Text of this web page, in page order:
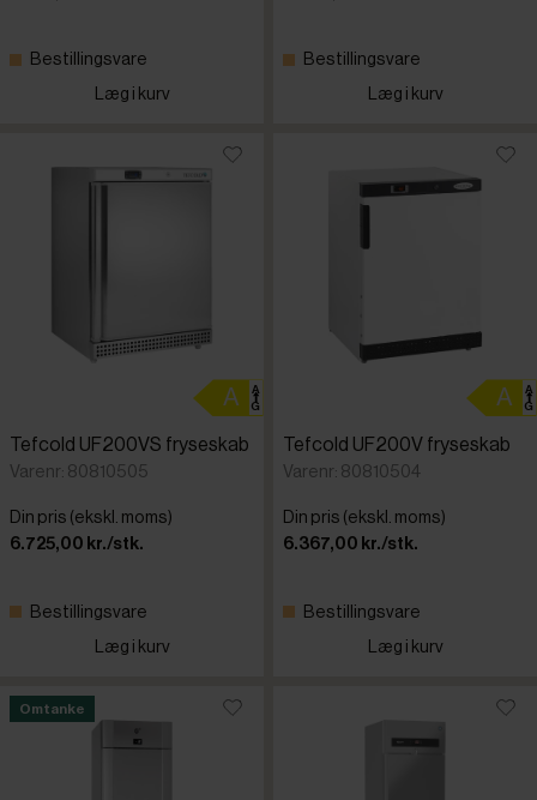
Bestillingsvare
Læg i kurv
Bestillingsvare
Læg i kurv
Tefcold UF200VS fryseskab
Varenr: 80810505
Din pris (ekskl. moms)
6.725,00 kr./stk.
Bestillingsvare
Læg i kurv
Tefcold UF200V fryseskab
Varenr: 80810504
Din pris (ekskl. moms)
6.367,00 kr./stk.
Bestillingsvare
Læg i kurv
Omtanke